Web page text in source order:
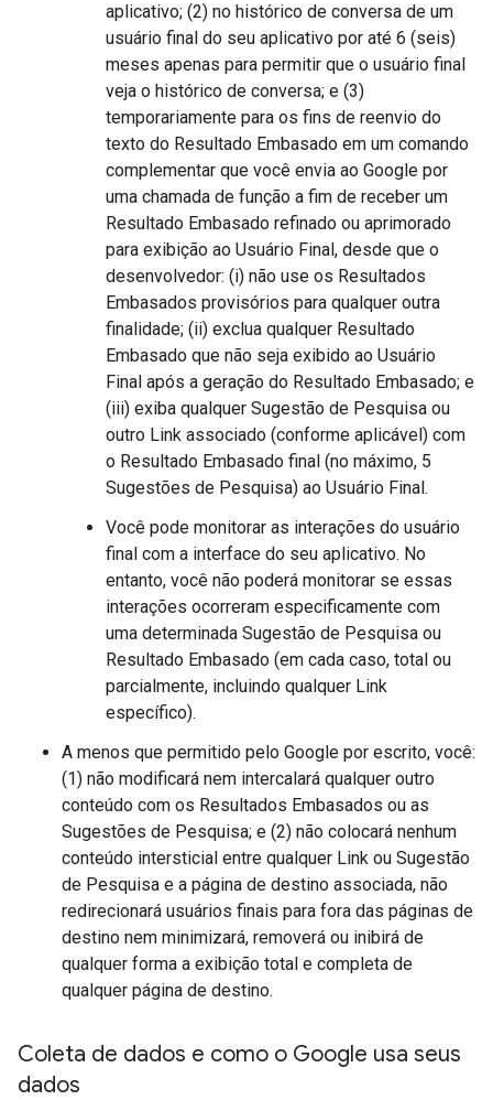
aplicativo; (2) no histórico de conversa de um
usuário final do seu aplicativo por até 6 (seis)
meses apenas para permitir que o usuário final
veja o histórico de conversa; e (3)
temporariamente para os fins de reenvio do
texto do Resultado Embasado em um comando
complementar que você envia ao Google por
uma chamada de função a fim de receber um
Resultado Embasado refinado ou aprimorado
para exibição ao Usuário Final, desde que o
desenvolvedor: (i) não use os Resultados
Embasados provisórios para qualquer outra
finalidade; (ii) exclua qualquer Resultado
Embasado que não seja exibido ao Usuário
Final após a geração do Resultado Embasado; e
(iii) exiba qualquer Sugestão de Pesquisa ou
outro Link associado (conforme aplicável) com
o Resultado Embasado final (no máximo, 5
Sugestões de Pesquisa) ao Usuário Final.
Você pode monitorar as interações do usuário
final com a interface do seu aplicativo. No
entanto, você não poderá monitorar se essas
interações ocorreram especificamente com
uma determinada Sugestão de Pesquisa ou
Resultado Embasado (em cada caso, total ou
parcialmente, incluindo qualquer Link
específico).
A menos que permitido pelo Google por escrito, você:
(1) não modificará nem intercalará qualquer outro
conteúdo com os Resultados Embasados ou as
Sugestões de Pesquisa; e (2) não colocará nenhum
conteúdo intersticial entre qualquer Link ou Sugestão
de Pesquisa e a página de destino associada, não
redirecionará usuários finais para fora das páginas de
destino nem minimizará, removerá ou inibirá de
qualquer forma a exibição total e completa de
qualquer página de destino.
Coleta de dados e como o Google usa seus
dados